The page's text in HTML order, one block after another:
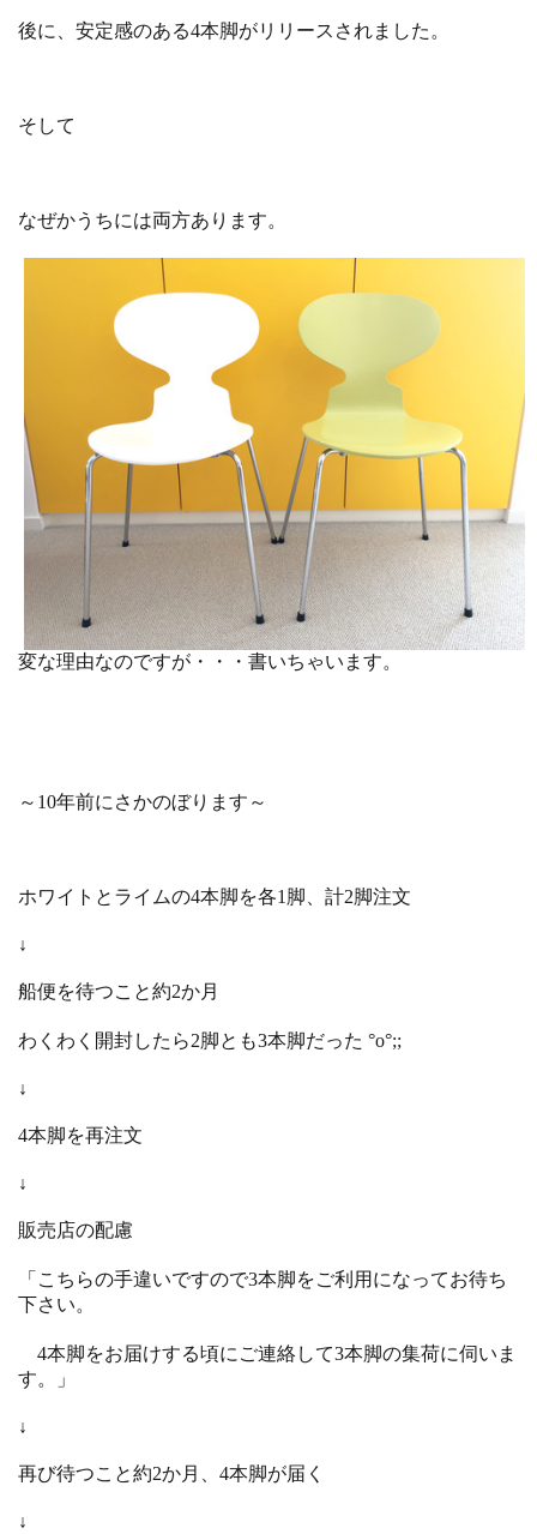
後に、安定感のある4本脚がリリースされました。
そして
なぜかうちには両方あります。
変な理由なのですが・・・書いちゃいます。
～10年前にさかのぼります～
ホワイトとライムの4本脚を各1脚、計2脚注文
↓
船便を待つこと約2か月
わくわく開封したら2脚とも3本脚だった °o°;;
↓
4本脚を再注文
↓
販売店の配慮
「こちらの手違いですので3本脚をご利用になってお待ち
下さい。
4本脚をお届けする頃にご連絡して3本脚の集荷に伺いま
す。」
↓
再び待つこと約2か月、4本脚が届く
↓